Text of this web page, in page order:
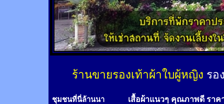
ร้านขายรองเท้าผ้าใบผู้หญิง รอ
ชุมชนที่นี่ล้านนา เสื้อผ้าแนวๆ คุณภาพดี ราค